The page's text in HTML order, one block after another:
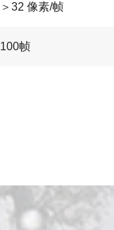
＞32 像素/帧
100帧